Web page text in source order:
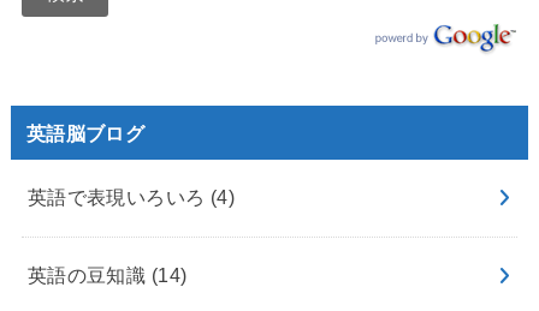
英語脳ブログ
英語で表現いろいろ (4)
英語の豆知識 (14)